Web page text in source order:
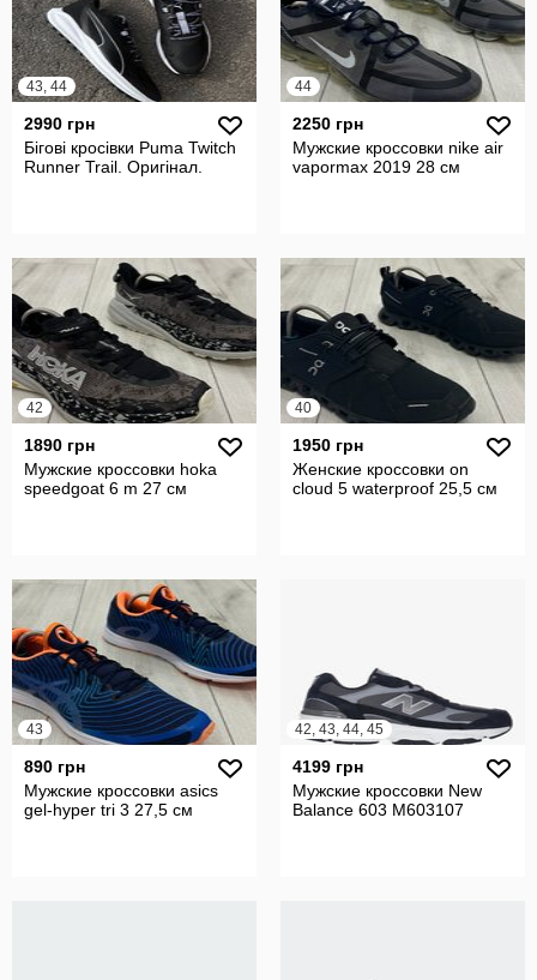
43, 44
2990 грн
Бігові кросівки Puma Twitch
Runner Trail. Оригінал.
44
2250 грн
Мужские кроссовки nike air
vapormax 2019 28 см
42
1890 грн
Мужские кроссовки hoka
speedgoat 6 m 27 см
40
1950 грн
Женские кроссовки on
cloud 5 waterproof 25,5 см
43
890 грн
Мужские кроссовки asics
gel-hyper tri 3 27,5 см
42, 43, 44, 45
4199 грн
Мужские кроссовки New
Balance 603 M603107